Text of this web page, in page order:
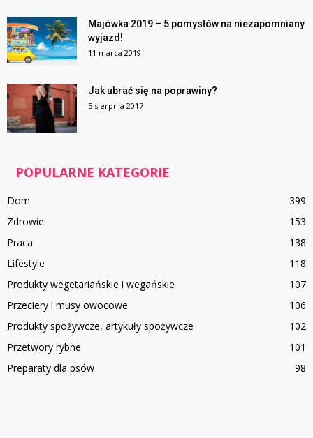
Majówka 2019 – 5 pomysłów na niezapomniany
wyjazd!
11 marca 2019
Jak ubrać się na poprawiny?
5 sierpnia 2017
POPULARNE KATEGORIE
Dom
399
Zdrowie
153
Praca
138
Lifestyle
118
Produkty wegetariańskie i wegańskie
107
Przeciery i musy owocowe
106
Produkty spożywcze, artykuły spożywcze
102
Przetwory rybne
101
Preparaty dla psów
98